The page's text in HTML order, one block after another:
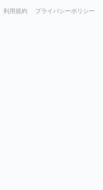
利用規約 プライバシーポリシー